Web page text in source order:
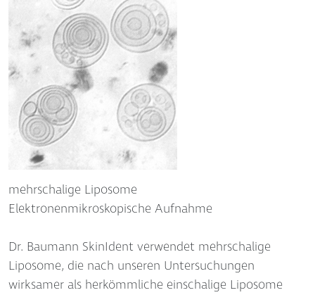
mehrschalige Liposome
Elektronenmikroskopische Aufnahme
Dr. Baumann SkinIdent verwendet mehrschalige
Liposome, die nach unseren Untersuchungen
wirksamer als herkömmliche einschalige Liposome